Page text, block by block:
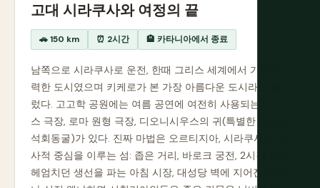
고대 시라쿠사와 여정의 끝
🚗 150 km ⏰ 2시간 🏨 카타니아에서 종료
남쪽으로 시라쿠사로 운전, 한때 그리스 세계에서 가장 강
력한 도시였으며 키케로가 본 가장 아름다운 도시라고 불
렀다. 고고학 공원에는 여름 공연에 여전히 사용되는 그리
스 극장, 로마 원형 극장, 디오니시우스의 귀(특별한 음향의
석회동굴)가 있다. 진짜 마법은 오르티지아, 시라쿠사의 역
사적 중심을 이루는 섬: 좁은 거리, 바로크 궁전, 2시간 전에
헤엄치던 생선을 파는 아침 시장, 대성당 벽에 지어진 아테